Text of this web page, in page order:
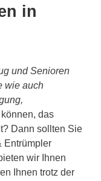
in
und Senioren
wie auch
das
Dann sollten Sie
Entrümpler
wir Ihnen
Ihnen trotz der